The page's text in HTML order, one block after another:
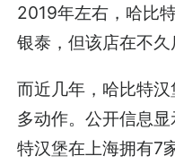
2019年左右，哈比
银泰，但该店在不久
而近几年，哈比特
多动作。公开信息
特汉堡在上海拥有7